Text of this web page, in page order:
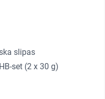
slipas
set (2 x 30 g)